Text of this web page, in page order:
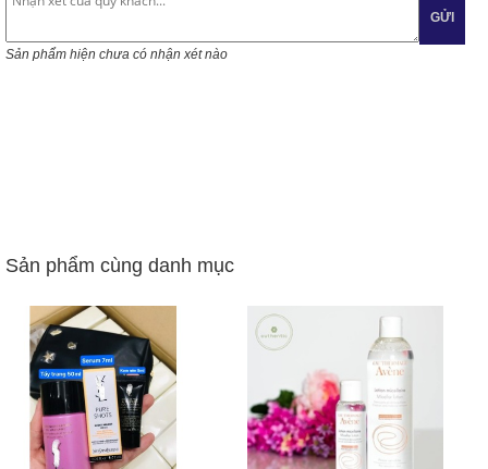
GỬI
Sản phẩm hiện chưa có nhận xét nào
Sản phẩm cùng danh mục